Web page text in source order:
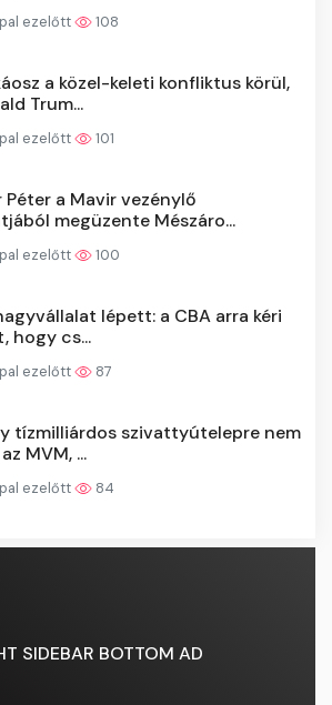
ezelőtt 108
a közel-keleti konfliktus körül,
Trum...
ezelőtt 101
Péter a Mavir vezénylő
megüzente Mészáro...
ezelőtt 100
lépett: a CBA arra kéri
hogy cs...
ezelőtt 87
tízmilliárdos szivattyútelepre nem
MVM, ...
ezelőtt 84
SIDEBAR BOTTOM AD